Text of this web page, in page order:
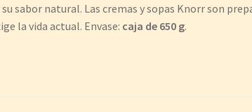
sabor natural. Las cremas y sopas Knorr son
la vida actual. Envase: caja de 650 g.